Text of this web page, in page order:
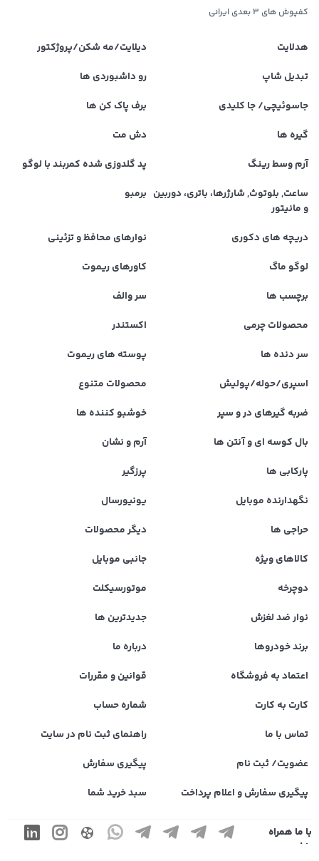
کفپوش های ۳ بعدی ایرانی
هدلایت
دیلایت/مه شکن/پروژکتور
تبدیل شاپ
رو داشبوردی ها
جاسوئیچی/ جا کلیدی
برف پاک کن ها
گیره ها
دش مت
آرم وسط رینگ
پد گلدوزی شده کمربند با لوگو
ساعت, بلوتوث, شارژرها، باتری، دوربین
و مانیتور
برمبو
دریچه های دکوری
نوارهای محافظ و تزئینی
لوگو ماگ
کاورهای ریموت
برچسب ها
سر والف
محصولات چرمی
اکستندر
سر دنده ها
پوسته های ریموت
اسپری/حوله/پولیش
محصولات متنوع
ضربه گیرهای در و سپر
خوشبو کننده ها
بال کوسه ای و آنتن ها
آرم و نشان
پارکابی ها
پرزگیر
نگهدارنده موبایل
یونیورسال
حراجی ها
دیگر محصولات
کالاهای ویژه
جانبی موبایل
دوچرخه
موتورسیکلت
نوار ضد لغزش
جدیدترین ها
برند خودروها
درباره ما
اعتماد به فروشگاه
قوانین و مقررات
کارت به کارت
شماره حساب
تماس با ما
راهنمای ثبت نام در سایت
عضویت/ ثبت نام
پیگیری سفارش
پیگیری سفارش و اعلام پرداخت
سبد خرید شما
با ما همراه
باشید